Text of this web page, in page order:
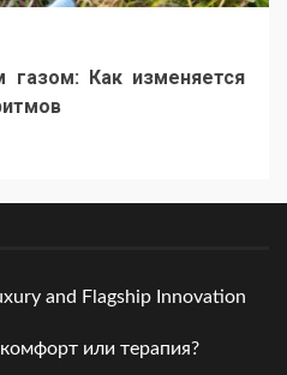
Как изменяется
and Flagship Innovation
или терапия?